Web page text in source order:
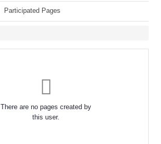
Participated Pages
There are no pages created by
this user.